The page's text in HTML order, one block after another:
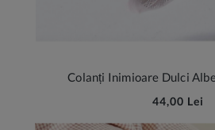
Colanți Inimioare Dulci
44,00 Lei